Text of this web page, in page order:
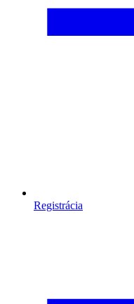
Registrácia